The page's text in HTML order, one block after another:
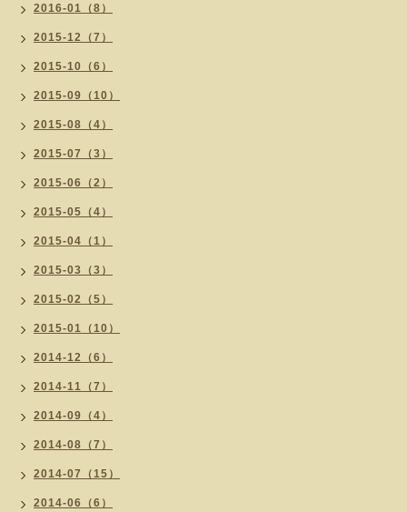
2016-01（8）
2015-12（7）
2015-10（6）
2015-09（10）
2015-08（4）
2015-07（3）
2015-06（2）
2015-05（4）
2015-04（1）
2015-03（3）
2015-02（5）
2015-01（10）
2014-12（6）
2014-11（7）
2014-09（4）
2014-08（7）
2014-07（15）
2014-06（6）